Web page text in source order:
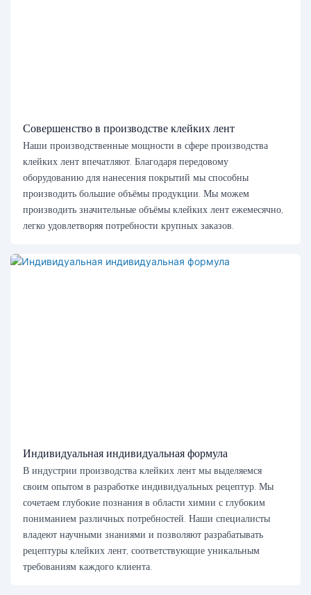
Совершенство в производстве клейких лент
Наши производственные мощности в сфере производства
клейких лент впечатляют. Благодаря передовому
оборудованию для нанесения покрытий мы способны
производить большие объёмы продукции. Мы можем
производить значительные объёмы клейких лент ежемесячно,
легко удовлетворяя потребности крупных заказов.
Индивидуальная индивидуальная формула
В индустрии производства клейких лент мы выделяемся
своим опытом в разработке индивидуальных рецептур. Мы
сочетаем глубокие познания в области химии с глубоким
пониманием различных потребностей. Наши специалисты
владеют научными знаниями и позволяют разрабатывать
рецептуры клейких лент, соответствующие уникальным
требованиям каждого клиента.